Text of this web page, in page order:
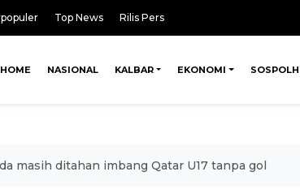
Top News Rilis Pers
HOME NASIONAL KALBAR EKONOMI
masih ditahan imbang Qatar U17 tanpa gol